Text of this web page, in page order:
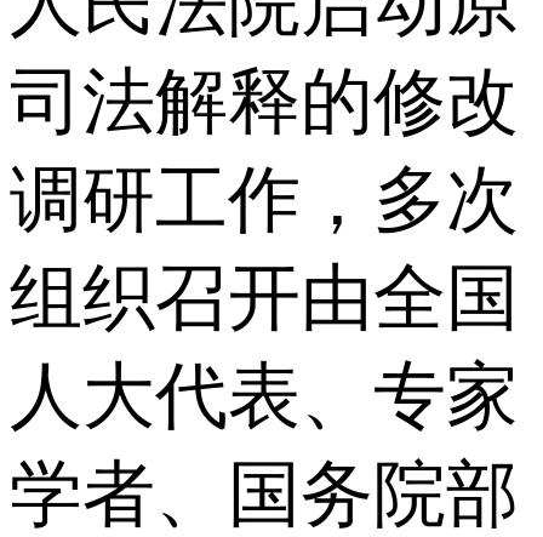
司法解释的修改
调研工作，多次
组织召开由全国
人大代表、专家
学者、国务院部